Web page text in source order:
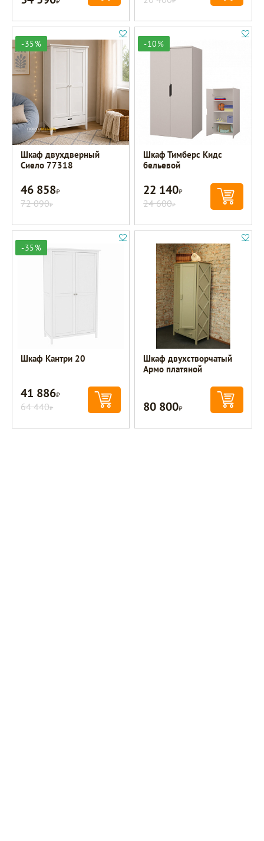
-35%
Шкаф двухдверный
Сиело 77318
46 858Р
72 090Р
-10%
Шкаф Тимберс Кидс
бельевой
22 140Р
24 600Р
-35%
Шкаф Кантри 20
41 886Р
64 440Р
Шкаф двухстворчатый
Армо платяной
80 800Р